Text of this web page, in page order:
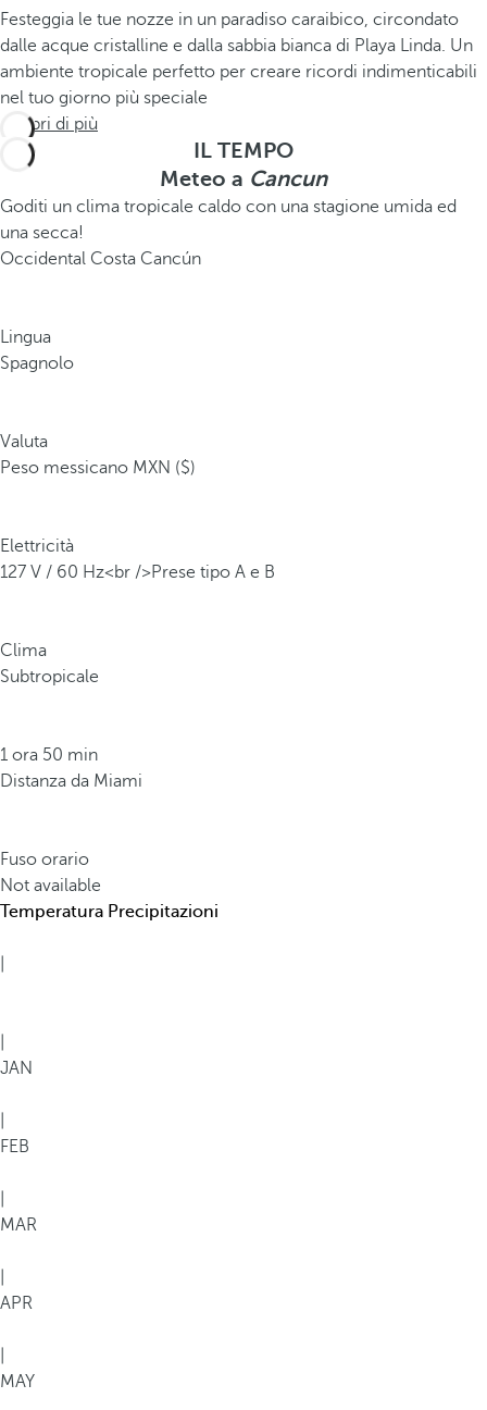
Festeggia le tue nozze in un paradiso caraibico, circondato
dalle acque cristalline e dalla sabbia bianca di Playa Linda. Un
ambiente tropicale perfetto per creare ricordi indimenticabili
nel tuo giorno più speciale
Scopri di più
IL TEMPO
Meteo a Cancun
Goditi un clima tropicale caldo con una stagione umida ed
una secca!
Occidental Costa Cancún
Lingua
Spagnolo
Valuta
Peso messicano MXN ($)
Elettricità
127 V / 60 Hz<br />Prese tipo A e B
Clima
Subtropicale
1 ora 50 min
Distanza da Miami
Fuso orario
Not available
Temperatura Precipitazioni
JAN
FEB
MAR
APR
MAY